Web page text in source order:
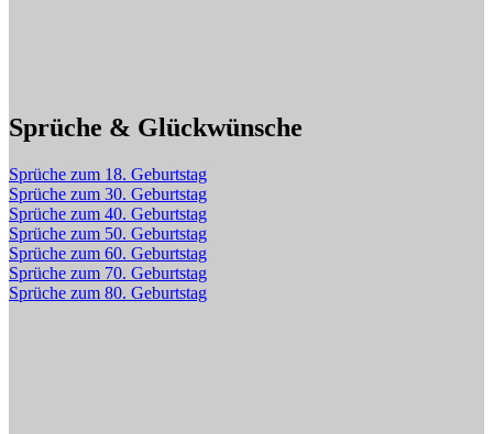
Sprüche & Glückwünsche
Sprüche zum 18. Geburtstag
Sprüche zum 30. Geburtstag
Sprüche zum 40. Geburtstag
Sprüche zum 50. Geburtstag
Sprüche zum 60. Geburtstag
Sprüche zum 70. Geburtstag
Sprüche zum 80. Geburtstag